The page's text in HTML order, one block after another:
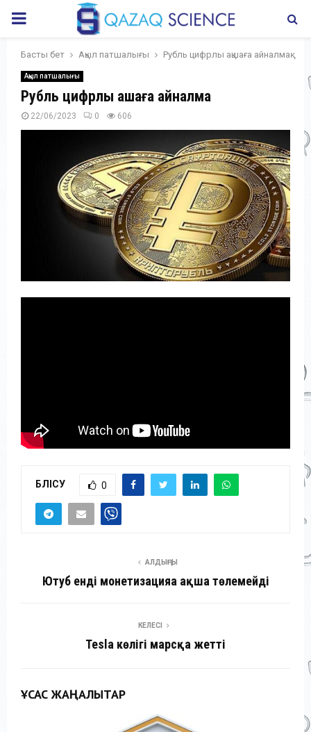
PRIMARY
MENU
Басты бет Ақыл патшалығы Рубль цифрлы ақшаға айналмақ
Ақыл патшалығы
Рубль цифрлы ақшаға айналмақ
22/06/2023 0 606
БӨЛІСУ 0
АЛДЫҢҒЫ
Ютуб енді монетизацияға ақша төлемейді
КЕЛЕСІ
Tesla көлігі марсқа жетті
ҰҚСАС ЖАҢАЛЫҚТАР